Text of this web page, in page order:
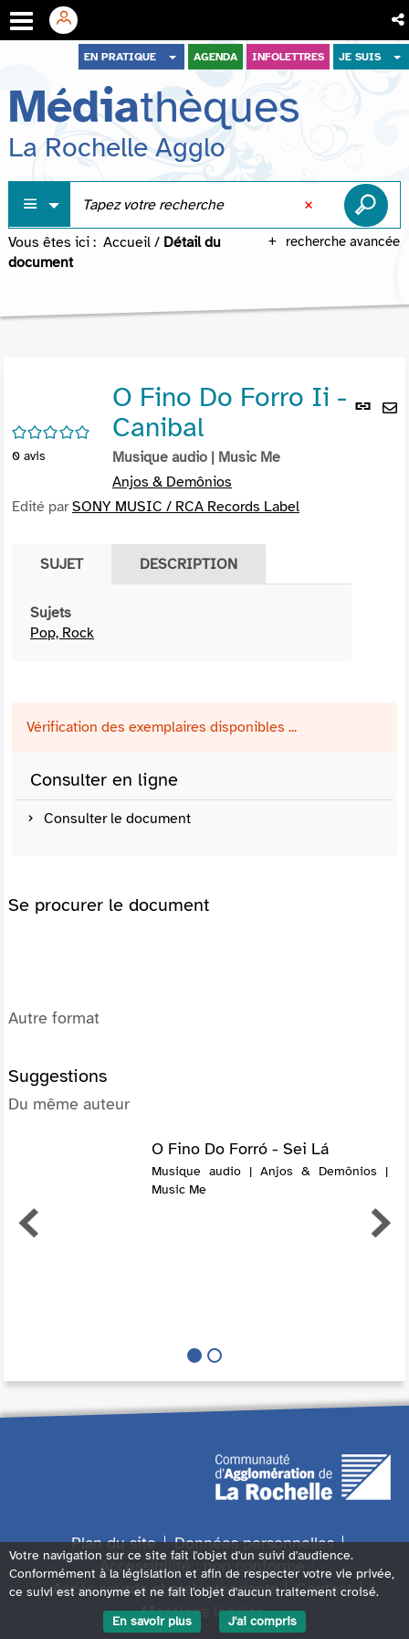
menu
contenu
recherche
EN PRATIQUE AGENDA INFOLETTRES JE SUIS
Médiathèques
La Rochelle Agglo
recherche avancée
Vous êtes ici : Accueil / Détail du
document
Lien
/5
0 avis
O Fino Do Forro Ii -
Canibal
Musique audio | Music Me
Anjos & Demônios
Edité parSONY MUSIC / RCA Records Label
SUJET DESCRIPTION
Sujets
Pop, Rock
Vérification des exemplaires disponibles ...
Consulter en ligne
Consulter le document
Se procurer le document
Autre format
Suggestions
Du même auteur
O Fino Do Forró - Sei Lá
Musique audio | Anjos & Demônios |
Music Me
Plan du site
Données personnelles
Accessibilité : non conforme
Accès sourds et malentendants
Contact
Mentions légales
Votre navigation sur ce site fait l'objet d'un suivi d'audience.
Conformément à la législation et afin de respecter votre vie privée,
ce suivi est anonyme et ne fait l'objet d'aucun traitement croisé.
En savoir plus
J'ai compris